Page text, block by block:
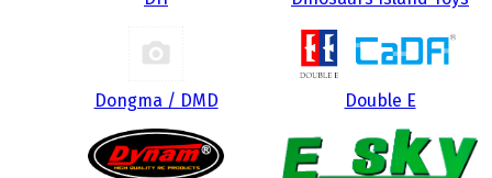
Dongma / DMD Double E